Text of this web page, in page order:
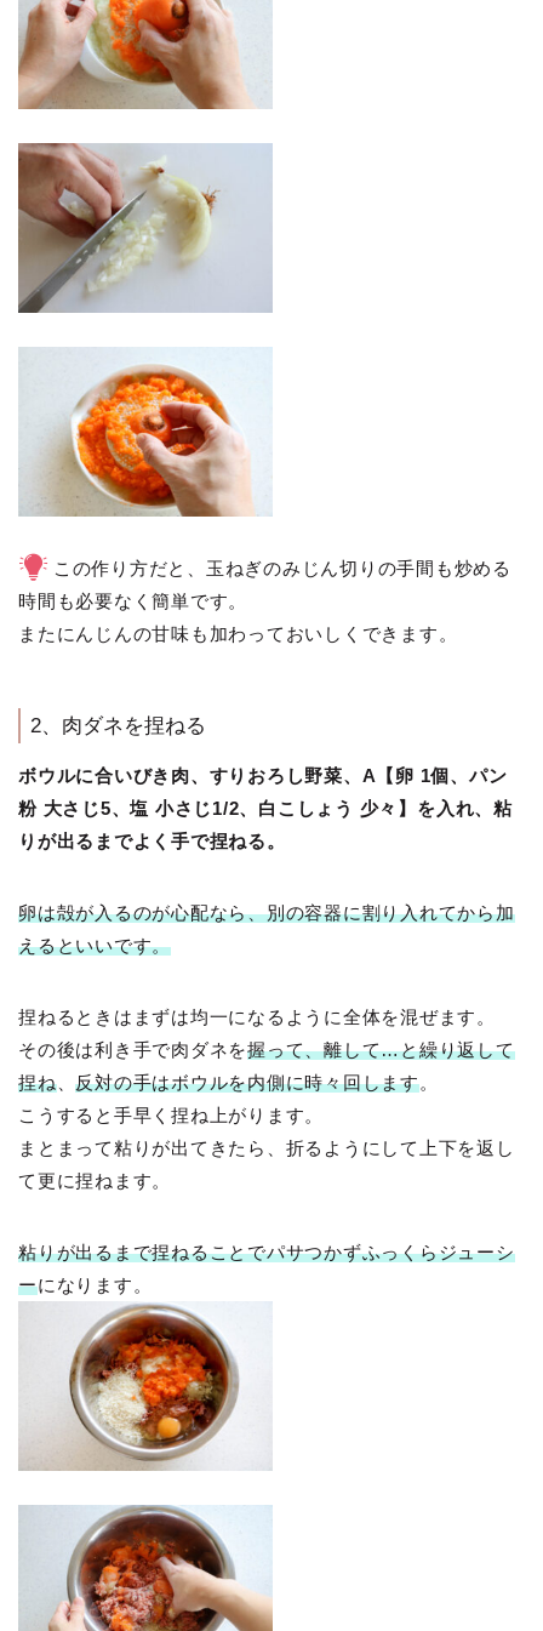
この作り方だと、玉ねぎのみじん切りの手間も炒める
時間も必要なく簡単です。
またにんじんの甘味も加わっておいしくできます。
2、肉ダネを捏ねる
ボウルに合いびき肉、すりおろし野菜、A【卵 1個、パン
粉 大さじ5、塩 小さじ1/2、白こしょう 少々】を入れ、粘
りが出るまでよく手で捏ねる。
卵は殻が入るのが心配なら、別の容器に割り入れてから加
えるといいです。
捏ねるときはまずは均一になるように全体を混ぜます。
その後は利き手で肉ダネを握って、離して…と繰り返して
捏ね、反対の手はボウルを内側に時々回します。
こうすると手早く捏ね上がります。
まとまって粘りが出てきたら、折るようにして上下を返し
て更に捏ねます。
粘りが出るまで捏ねることでパサつかずふっくらジューシ
ーになります。